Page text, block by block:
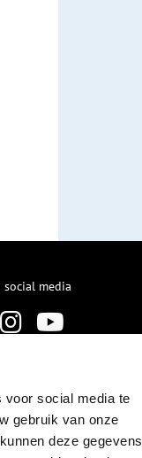
voor social media te
gebruik van onze
deze gegevens
social media